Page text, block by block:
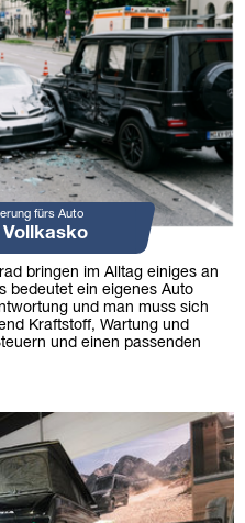
fürs Auto
bringen im Alltag einiges an
bedeutet ein eigenes Auto
und man muss sich
Kraftstoff, Wartung und
und einen passenden